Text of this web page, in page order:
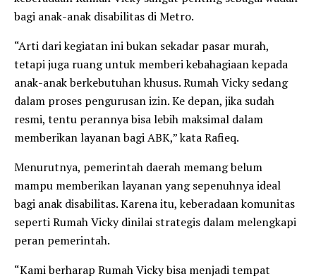
bagi anak-anak disabilitas di Metro.
“Arti dari kegiatan ini bukan sekadar pasar murah,
tetapi juga ruang untuk memberi kebahagiaan kepada
anak-anak berkebutuhan khusus. Rumah Vicky sedang
dalam proses pengurusan izin. Ke depan, jika sudah
resmi, tentu perannya bisa lebih maksimal dalam
memberikan layanan bagi ABK,” kata Rafieq.
Menurutnya, pemerintah daerah memang belum
mampu memberikan layanan yang sepenuhnya ideal
bagi anak disabilitas. Karena itu, keberadaan komunitas
seperti Rumah Vicky dinilai strategis dalam melengkapi
peran pemerintah.
“Kami berharap Rumah Vicky bisa menjadi tempat